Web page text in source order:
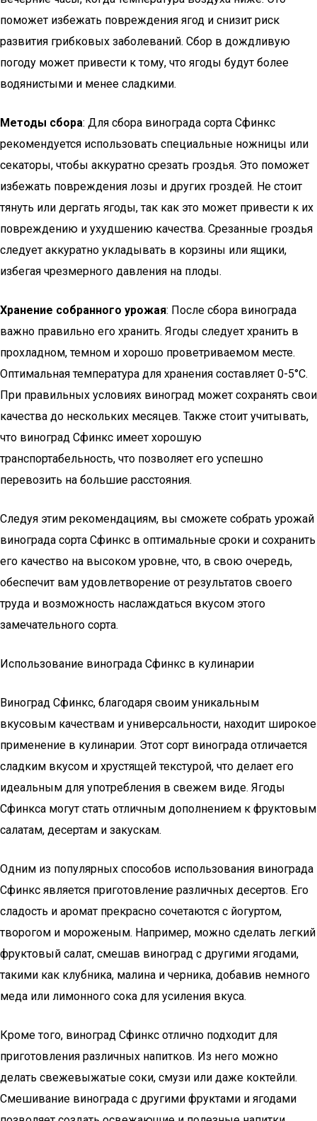
поможет избежать повреждения ягод и снизит риск
развития грибковых заболеваний. Сбор в дождливую
погоду может привести к тому, что ягоды будут более
водянистыми и менее сладкими.
Методы сбора: Для сбора винограда сорта Сфинкс
рекомендуется использовать специальные ножницы или
секаторы, чтобы аккуратно срезать гроздья. Это поможет
избежать повреждения лозы и других гроздей. Не стоит
тянуть или дергать ягоды, так как это может привести к их
повреждению и ухудшению качества. Срезанные гроздья
следует аккуратно укладывать в корзины или ящики,
избегая чрезмерного давления на плоды.
Хранение собранного урожая: После сбора винограда
важно правильно его хранить. Ягоды следует хранить в
прохладном, темном и хорошо проветриваемом месте.
Оптимальная температура для хранения составляет 0-5°C.
При правильных условиях виноград может сохранять свои
качества до нескольких месяцев. Также стоит учитывать,
что виноград Сфинкс имеет хорошую
транспортабельность, что позволяет его успешно
перевозить на большие расстояния.
Следуя этим рекомендациям, вы сможете собрать урожай
винограда сорта Сфинкс в оптимальные сроки и сохранить
его качество на высоком уровне, что, в свою очередь,
обеспечит вам удовлетворение от результатов своего
труда и возможность наслаждаться вкусом этого
замечательного сорта.
Использование винограда Сфинкс в кулинарии
Виноград Сфинкс, благодаря своим уникальным
вкусовым качествам и универсальности, находит широкое
применение в кулинарии. Этот сорт винограда отличается
сладким вкусом и хрустящей текстурой, что делает его
идеальным для употребления в свежем виде. Ягоды
Сфинкса могут стать отличным дополнением к фруктовым
салатам, десертам и закускам.
Одним из популярных способов использования винограда
Сфинкс является приготовление различных десертов. Его
сладость и аромат прекрасно сочетаются с йогуртом,
творогом и мороженым. Например, можно сделать легкий
фруктовый салат, смешав виноград с другими ягодами,
такими как клубника, малина и черника, добавив немного
меда или лимонного сока для усиления вкуса.
Кроме того, виноград Сфинкс отлично подходит для
приготовления различных напитков. Из него можно
делать свежевыжатые соки, смузи или даже коктейли.
Смешивание винограда с другими фруктами и ягодами